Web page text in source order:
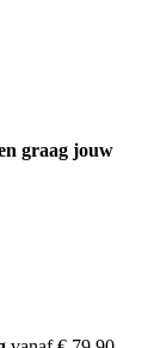
graag jouw